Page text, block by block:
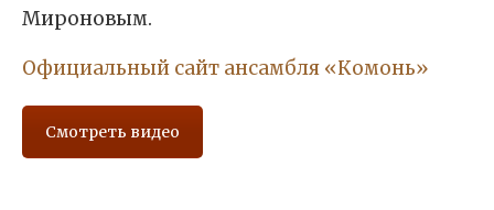
Мироновым.
Официальный сайт ансамбля «Комонь»
Смотреть видео